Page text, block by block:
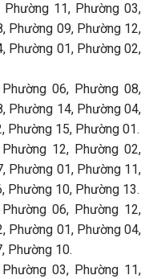
11, Phường 03,
Phường 09, Phường 12,
Phường 01, Phường 02,
06, Phường 08,
Phường 14, Phường 04,
Phường 15, Phường 01.
12, Phường 02,
Phường 01, Phường 11,
Phường 10, Phường 13.
06, Phường 12,
Phường 01, Phường 04,
Phường 10.
03, Phường 11,